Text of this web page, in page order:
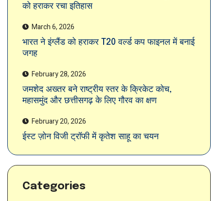
को हराकर रचा इतिहास
March 6, 2026
भारत ने इंग्लैंड को हराकर T20 वर्ल्ड कप फाइनल में बनाई
जगह
February 28, 2026
जमशेद अख्तर बने राष्ट्रीय स्तर के क्रिकेट कोच,
महासमुंद और छत्तीसगढ़ के लिए गौरव का क्षण
February 20, 2026
ईस्ट ज़ोन विजी ट्रॉफी में कृतेश साहू का चयन
Categories